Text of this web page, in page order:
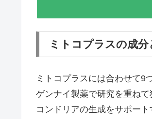
ミトコプラスの成分
ミトコプラスには合わせて9
ゲンナイ製薬で研究を重ねて
コンドリアの生成をサポー